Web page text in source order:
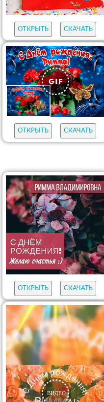
ОТКРЫТЬ СКАЧАТЬ
ОТКРЫТЬ СКАЧАТЬ
ОТКРЫТЬ СКАЧАТЬ